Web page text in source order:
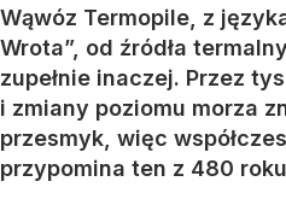
Wąwóz Termopile, z
Wrota”, od źródła
zupełnie inaczej. Przez
i zmiany poziomu morza
przesmyk, więc
przypomina ten z 480